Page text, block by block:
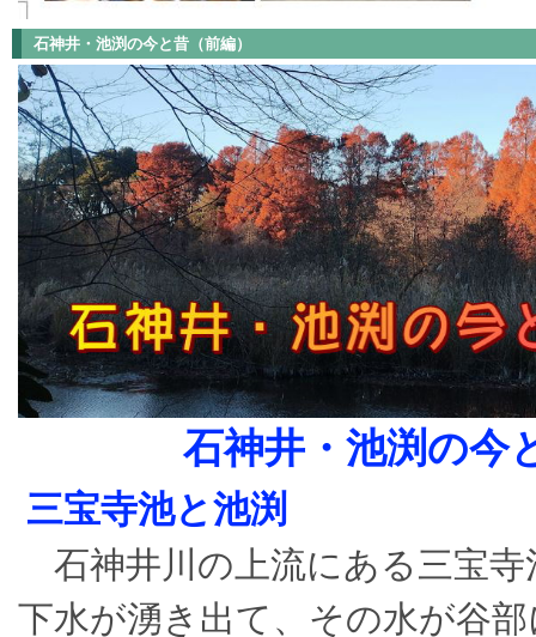
石神井・池渕の今と昔（前編）
石神井・池渕の今
三宝寺池と池渕
石神井川の上流にある三宝寺
下水が湧き出て、その水が谷